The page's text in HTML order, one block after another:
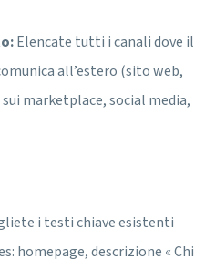
Elencate tutti i canali dove il
all’estero (sito web,
marketplace, social media,
i testi chiave esistenti
homepage, descrizione « Chi